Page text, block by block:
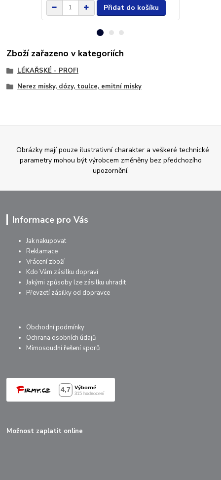
Přidat do košíku
Zboží zařazeno v kategoriích
LÉKAŘSKÉ - PROFI
Nerez misky, dózy, toulce, emitní misky
Obrázky mají pouze ilustrativní charakter a veškeré technické
parametry mohou být výrobcem změněny bez předchozího
upozornění.
Informace pro Vás
Jak nakupovat
Reklamace
Vrácení zboží
Kdo Vám zásilku dopraví
Jakými způsoby lze zásilku uhradit
Převzetí zásilky od dopravce
Obchodní podmínky
Ochrana osobních údajů
Mimosoudní řešení sporů
Možnost zaplatit online